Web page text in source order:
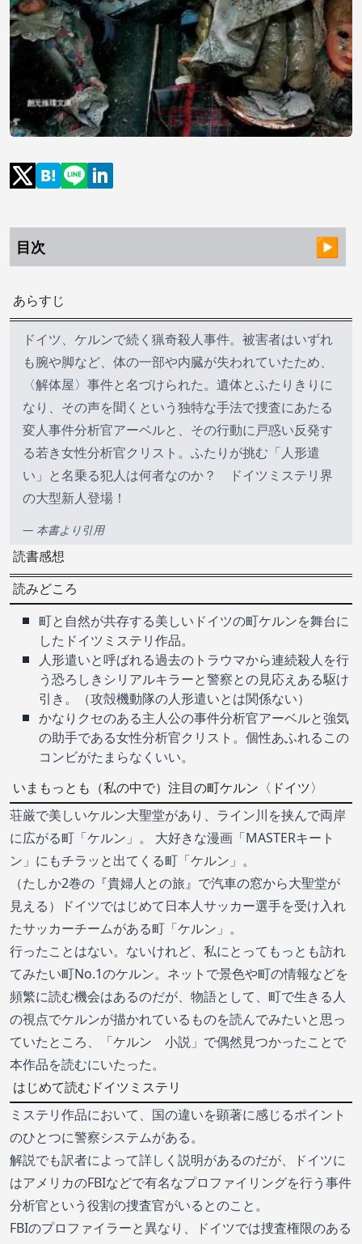
目次
あらすじ
ドイツ、ケルンで続く猟奇殺人事件。被害者はいずれ
も腕や脚など、体の一部や内臓が失われていたため、
〈解体屋〉事件と名づけられた。遺体とふたりきりに
なり、その声を聞くという独特な手法で捜査にあたる
変人事件分析官アーベルと、その行動に戸惑い反発す
る若き女性分析官クリスト。ふたりが挑む「人形遣
い」と名乗る犯人は何者なのか？ ドイツミステリ界
の大型新人登場！
— 本書より引用
読書感想
読みどころ
町と自然が共存する美しいドイツの町ケルンを舞台に
したドイツミステリ作品。
人形遣いと呼ばれる過去のトラウマから連続殺人を行
う恐ろしきシリアルキラーと警察との見応えある駆け
引き。（攻殻機動隊の人形遣いとは関係ない）
かなりクセのある主人公の事件分析官アーベルと強気
の助手である女性分析官クリスト。個性あふれるこの
コンビがたまらなくいい。
いまもっとも（私の中で）注目の町ケルン〈ドイツ〉
荘厳で美しいケルン大聖堂があり、ライン川を挟んで両岸
に広がる町「ケルン」。 大好きな漫画「MASTERキート
ン」にもチラッと出てくる町「ケルン」。
（たしか2巻の『貴婦人との旅』で汽車の窓から大聖堂が
見える）ドイツではじめて日本人サッカー選手を受け入れ
たサッカーチームがある町「ケルン」。
行ったことはない。ないけれど、私にとってもっとも訪れ
てみたい町No.1のケルン。ネットで景色や町の情報などを
頻繁に読む機会はあるのだが、物語として、町で生きる人
の視点でケルンが描かれているものを読んでみたいと思っ
ていたところ、「ケルン 小説」で偶然見つかったことで
本作品を読むにいたった。
はじめて読むドイツミステリ
ミステリ作品において、国の違いを顕著に感じるポイント
のひとつに警察システムがある。
解説でも訳者によって詳しく説明があるのだが、ドイツに
はアメリカのFBIなどで有名なプロファイリングを行う事件
分析官という役割の捜査官がいるとのこと。
FBIのプロファイラーと異なり、ドイツでは捜査権限のある